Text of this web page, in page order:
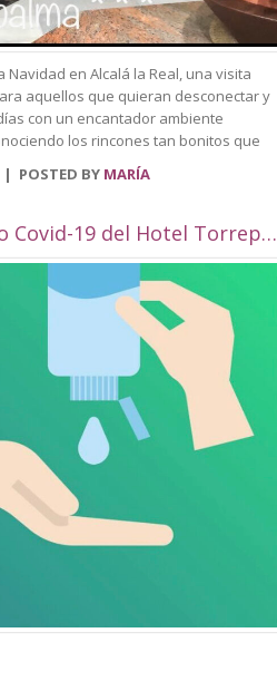
Navidad en Alcalá la Real, una visita
aquellos que quieran desconectar y
con un encantador ambiente
los rincones tan bonitos que
localidad. Este año, Alcalá la Real
de actividades para todos los públicos
Plaza del Ayuntamiento pasarán ser un
y un tiovivo, acompañados de un
digno de la hermosura de
junto a puestos de castañas,
dulce. Además, en el Compás de
albergará un elemento gigante en 3D que
iluminación ya mencionada. Podrás
nuestras calles decoradas, que contarán
fachadas con ambientación navideña,
de un concurso de fachadas y
Volverá el Rey Virtual, del 26 de
4 de enero, y el encantador belén
podrá ser visitado en el centro social
Tejuela. Regresa también el Tren de
POSTED BY MARÍA
Protocolo Covid-19 del Hotel Torrepalma***